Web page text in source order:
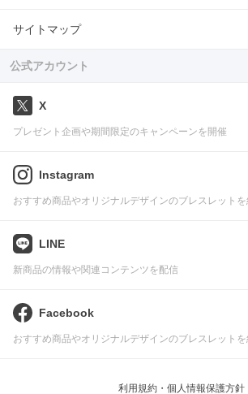
サイトマップ
公式アカウント
X
プレゼント企画や期間限定のキャンペーンを開催
Instagram
おすすめ商品やオリジナルデザインのブレスレットを
LINE
新商品の情報や関連コンテンツを配信
Facebook
おすすめ商品やオリジナルデザインのブレスレットを
利用規約・個人情報保護方針